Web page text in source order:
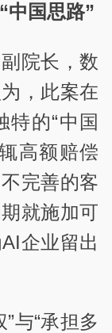
中国思路”
院长，数
，此案在
特的“中国
高额赔偿
完善的客
就施加可
企业留出
与“承担多